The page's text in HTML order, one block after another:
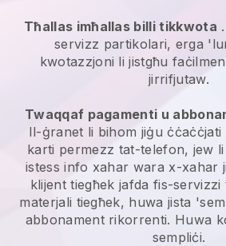
Tħallas imħallas billi tikkwota
servizz partikolari, erga
kwotazzjoni li jistgħu
jirrifjutaw.
Twaqqaf pagamenti u
Il-ġranet li bihom jiġu ċċaċċjati
karti permezz tat-telefon, jew
istess info xahar wara x-xahar
klijent tiegħek jafda fis-
materjali tiegħek, huwa jista
abbonament rikorrenti. Huwa
sempliċi.